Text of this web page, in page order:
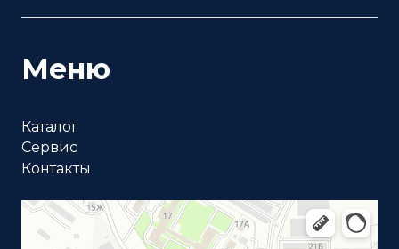
Меню
Каталог
Сервис
Контакты
Волгоград
Краснополянская улица, 72Л на карте Волгограда —